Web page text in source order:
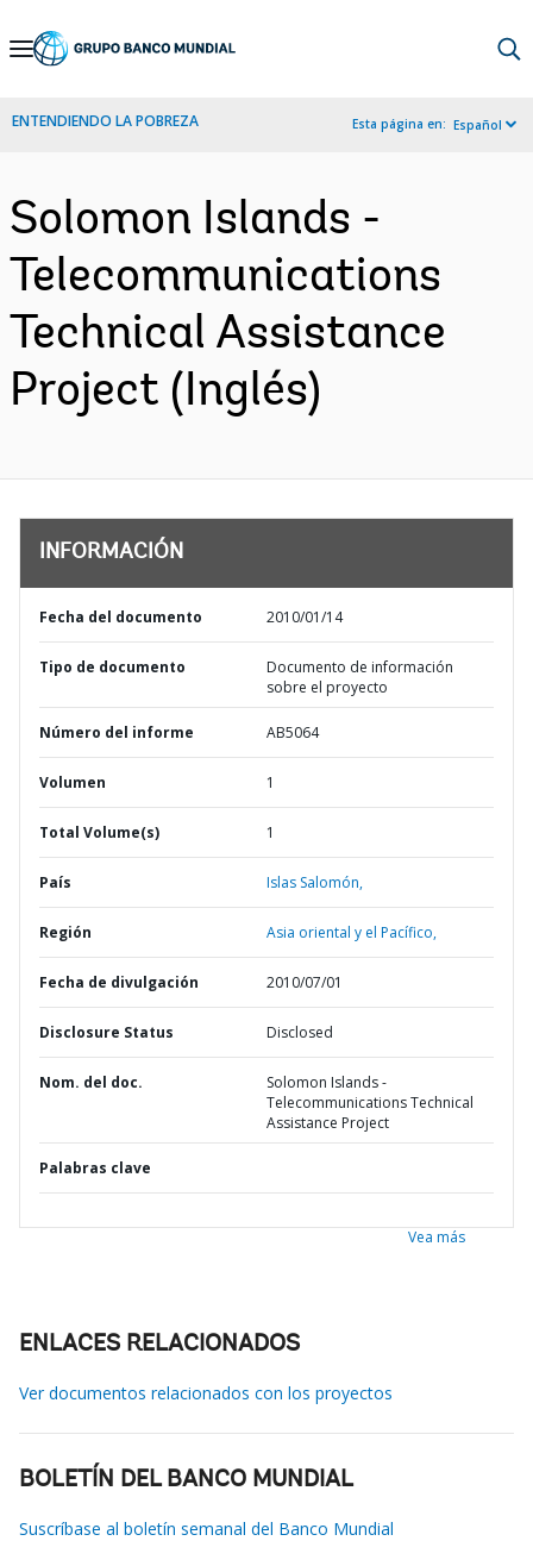
Skip
Navigation
ENTENDIENDO LA POBREZA Esta página en: Español
Solomon Islands -
Telecommunications
Technical Assistance
Project (Inglés)
INFORMACIÓN
Fecha del documento 2010/01/14
Tipo de documento
Documento de información
sobre el proyecto
Número del informe AB5064
Volumen 1
Total Volume(s) 1
País Islas Salomón,
Región Asia oriental y el Pacífico,
Fecha de divulgación 2010/07/01
Disclosure Status Disclosed
Nom. del doc.
Solomon Islands -
Telecommunications Technical
Assistance Project
Palabras clave
Vea más
ENLACES RELACIONADOS
Ver documentos relacionados con los proyectos
BOLETÍN DEL BANCO MUNDIAL
Suscríbase al boletín semanal del Banco Mundial